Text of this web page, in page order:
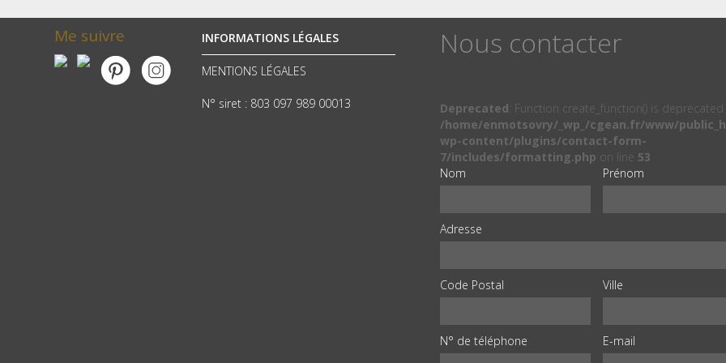
Me suivre INFORMATIONS LÉGALES
MENTIONS LÉGALES
N° siret : 803 097 989 00013
Nous contacter
Deprecated: Function create_function() is deprecated
/home/enmotsovry/_wp_/cgean.fr/www/
wp-content/plugins/contact-form-
7/includes/formatting.php on line 53
Nom
Prénom
Adresse
Code Postal Ville
N° de téléphone E-mail